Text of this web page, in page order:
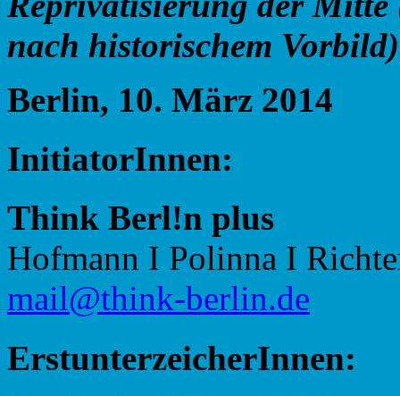
nach historischem
Berlin, 10. März 2014
InitiatorInnen:
Think Berl!n plus
Hofmann I Polinna I
ed.nilreb-kniht
@liam
ErstunterzeicherInnen: